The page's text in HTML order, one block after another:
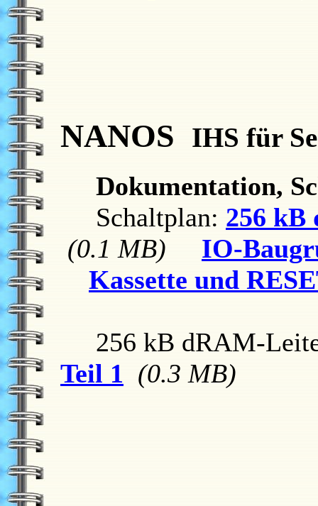
NANOS IHS für
Dokumentation,
Schaltplan: 256 kB
(0.1 MB)
IO-
Kassette und
256 kB dRAM-
Teil 1 (0.3 MB)